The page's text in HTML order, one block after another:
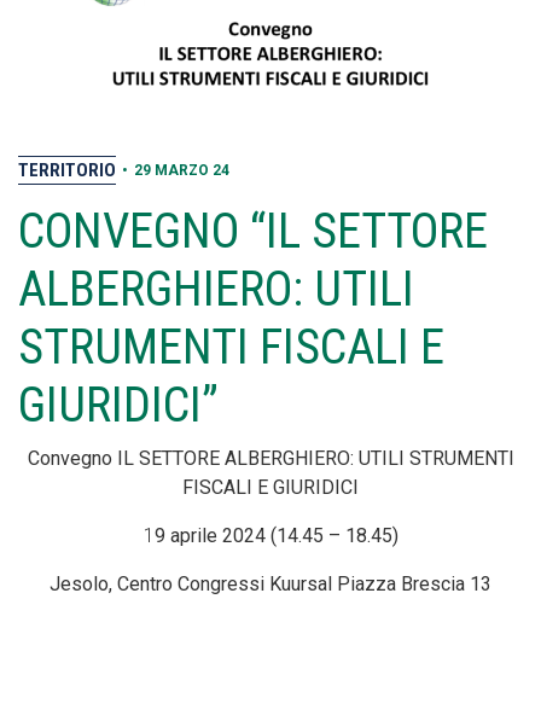
TERRITORIO • 29 MARZO 24
CONVEGNO “IL SETTORE
ALBERGHIERO: UTILI
STRUMENTI FISCALI E
GIURIDICI”
Convegno IL SETTORE ALBERGHIERO: UTILI STRUMENTI
FISCALI E GIURIDICI
1 9 aprile 2024 (14.45 – 18.45)
Jesolo, Centro Congressi Kuursal Piazza Brescia 13